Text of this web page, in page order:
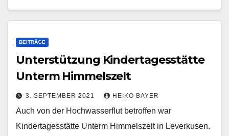
BEITRÄGE
Unterstützung Kindertagesstätte
Unterm Himmelszelt
3. SEPTEMBER 2021 HEIKO BAYER
Auch von der Hochwasserflut betroffen war
Kindertagesstätte Unterm Himmelszelt in Leverkusen.